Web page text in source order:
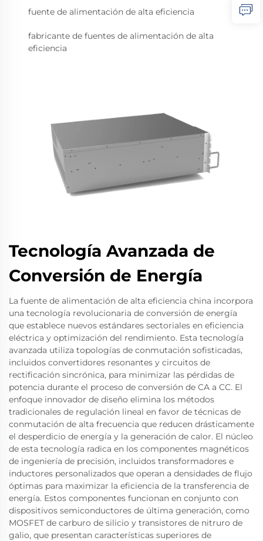
fuente de alimentación de alta eficiencia
fabricante de fuentes de alimentación de alta
eficiencia
Tecnología Avanzada de
Conversión de Energía
La fuente de alimentación de alta eficiencia china incorpora
una tecnología revolucionaria de conversión de energía
que establece nuevos estándares sectoriales en eficiencia
eléctrica y optimización del rendimiento. Esta tecnología
avanzada utiliza topologías de conmutación sofisticadas,
incluidos convertidores resonantes y circuitos de
rectificación sincrónica, para minimizar las pérdidas de
potencia durante el proceso de conversión de CA a CC. El
enfoque innovador de diseño elimina los métodos
tradicionales de regulación lineal en favor de técnicas de
conmutación de alta frecuencia que reducen drásticamente
el desperdicio de energía y la generación de calor. El núcleo
de esta tecnología radica en los componentes magnéticos
de ingeniería de precisión, incluidos transformadores e
inductores personalizados que operan a densidades de flujo
óptimas para maximizar la eficiencia de la transferencia de
energía. Estos componentes funcionan en conjunto con
dispositivos semiconductores de última generación, como
MOSFET de carburo de silicio y transistores de nitruro de
galio, que presentan características superiores de